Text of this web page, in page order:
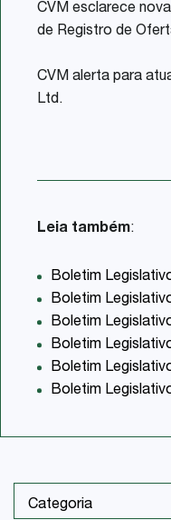
CVM esclarece
de Registro de
CVM alerta para
Ltd.
Leia também:
Boletim
Boletim
Boletim
Boletim
Boletim
Boletim